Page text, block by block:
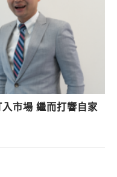
市場 繼而打響自家